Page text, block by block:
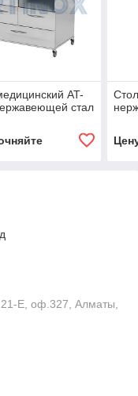
AT-
стал
21-Е, оф.327, Алматы,